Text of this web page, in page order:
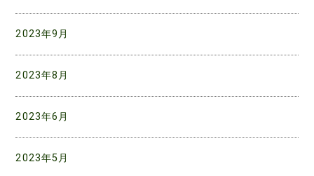
2023年9月
2023年8月
2023年6月
2023年5月